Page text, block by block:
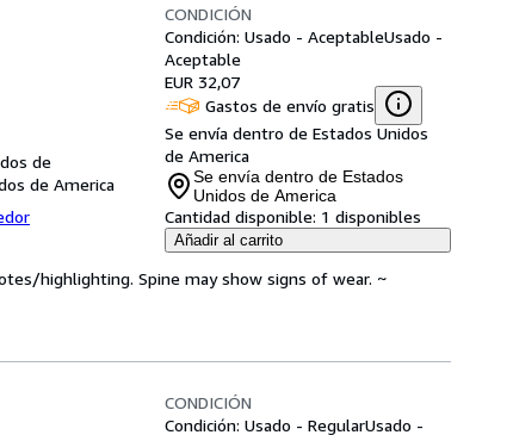
de
de America
CONDICIÓN
Condición: Usado - AceptableUsado -
Aceptable
EUR 32,07
Gastos de envío gratis
Se envía dentro de Estados Unidos
de America
Se envía dentro de Estados
Unidos de America
Cantidad disponible: 1 disponibles
Añadir al carrito
highlighting. Spine may show signs of wear. ~
CONDICIÓN
Condición: Usado - RegularUsado -